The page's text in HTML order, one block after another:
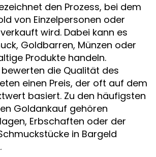
den Prozess, bei dem
von Einzelpersonen oder
wird. Dabei kann es
Goldbarren, Münzen oder
Produkte handeln.
die Qualität des
einen Preis, der oft auf dem
basiert. Zu den häufigsten
Goldankauf gehören
Erbschaften oder der
in Bargeld